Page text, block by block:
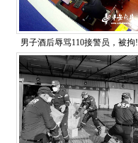
男子酒后辱骂110接警员，被拘!